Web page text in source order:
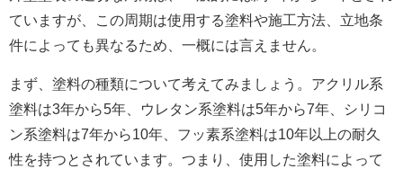
ていますが、この周期は使用する塗料や施工方法、立地条
件によっても異なるため、一概には言えません。
まず、塗料の種類について考えてみましょう。アクリル系
塗料は3年から5年、ウレタン系塗料は5年から7年、シリコ
ン系塗料は7年から10年、フッ素系塗料は10年以上の耐久
性を持つとされています。つまり、使用した塗料によって